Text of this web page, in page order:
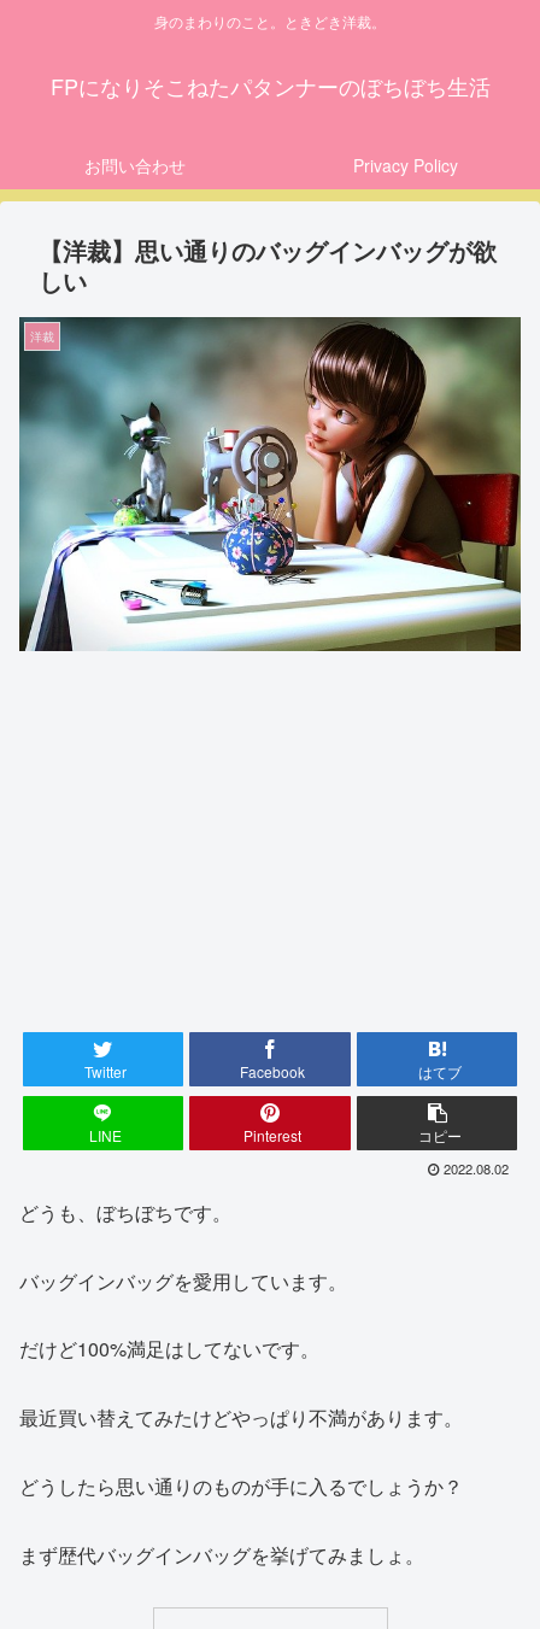
身のまわりのこと。ときどき洋裁。
FPになりそこねたパタンナーのぼちぼち生活
お問い合わせ Privacy Policy
【洋裁】思い通りのバッグインバッグが欲
しい
洋裁
Twitter Facebook はてブ
LINE Pinterest コピー
2022.08.02
どうも、ぼちぼちです。
バッグインバッグを愛用しています。
だけど100%満足はしてないです。
最近買い替えてみたけどやっぱり不満があります。
どうしたら思い通りのものが手に入るでしょうか？
まず歴代バッグインバッグを挙げてみましょ。